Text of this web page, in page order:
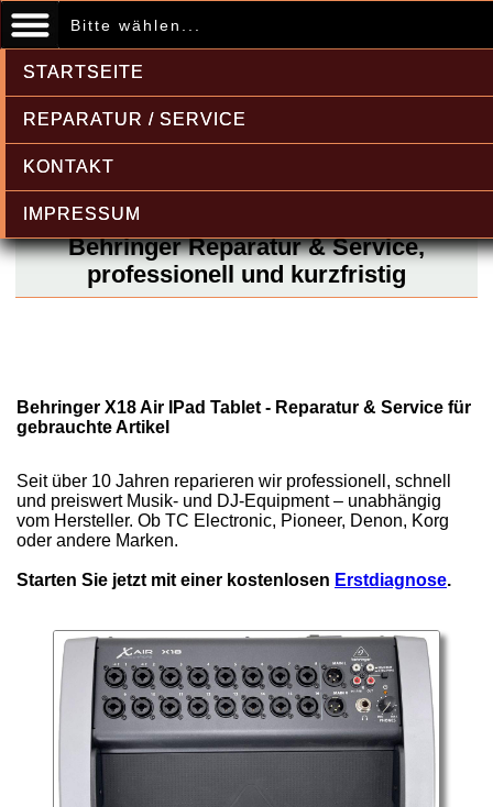
Bitte wählen...
STARTSEITE
REPARATUR / SERVICE
KONTAKT
IMPRESSUM
Behringer Reparatur & Service,
professionell und kurzfristig
Behringer X18 Air IPad Tablet - Reparatur & Service für
gebrauchte Artikel
Seit über 10 Jahren reparieren wir professionell, schnell
und preiswert Musik- und DJ-Equipment – unabhängig
vom Hersteller. Ob TC Electronic, Pioneer, Denon, Korg
oder andere Marken.
Starten Sie jetzt mit einer kostenlosen Erstdiagnose.